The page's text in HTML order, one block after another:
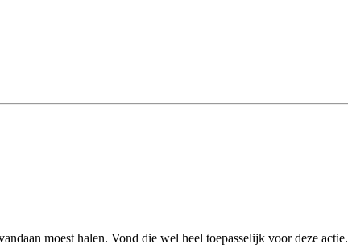
moest halen. Vond die wel heel toepasselijk voor deze actie.